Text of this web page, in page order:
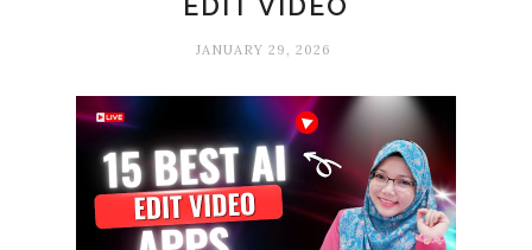
JANUARY 29, 2026